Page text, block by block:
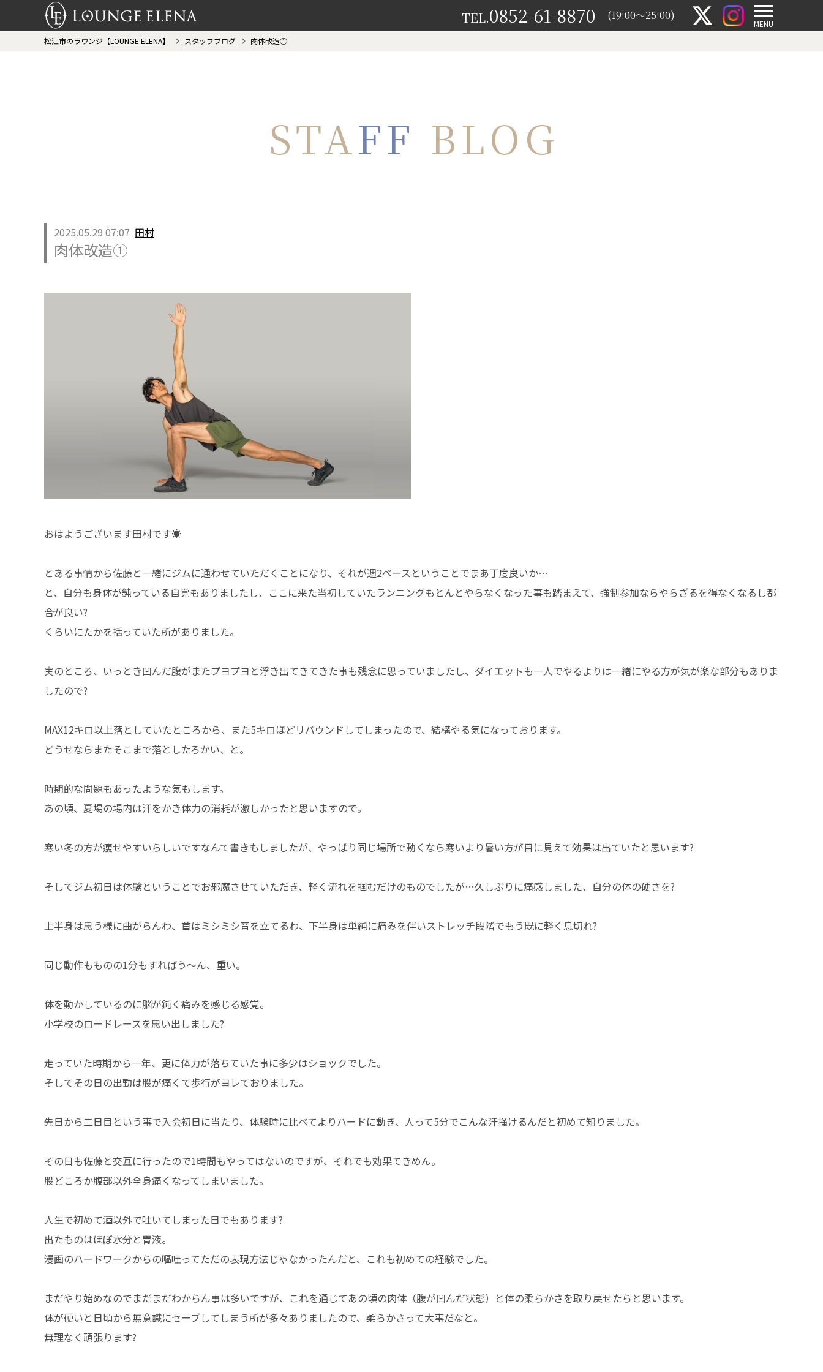
MENU
(19:00～25:00)
TEL.0852-61-8870
松江市のラウンジ【LOUNGE ELENA】 スタッフブログ 肉体改造①
STAFF BLOG
2025.05.29 07:07 田村
肉体改造①
おはようございます田村です☀️
とある事情から佐藤と一緒にジムに通わせていただくことになり、それが週2ペースということでまあ丁度良いか…
と、自分も身体が鈍っている自覚もありましたし、ここに来た当初していたランニングもとんとやらなくなった事も踏まえて、強制参加ならやらざるを得なくなるし都
合が良い?
くらいにたかを括っていた所がありました。
実のところ、いっとき凹んだ腹がまたプヨプヨと浮き出てきてきた事も残念に思っていましたし、ダイエットも一人でやるよりは一緒にやる方が気が楽な部分もありま
したので?
MAX12キロ以上落としていたところから、また5キロほどリバウンドしてしまったので、結構やる気になっております。
どうせならまたそこまで落としたろかい、と。
時期的な問題もあったような気もします。
あの頃、夏場の場内は汗をかき体力の消耗が激しかったと思いますので。
寒い冬の方が痩せやすいらしいですなんて書きもしましたが、やっぱり同じ場所で動くなら寒いより暑い方が目に見えて効果は出ていたと思います?
そしてジム初日は体験ということでお邪魔させていただき、軽く流れを掴むだけのものでしたが…久しぶりに痛感しました、自分の体の硬さを?
上半身は思う様に曲がらんわ、首はミシミシ音を立てるわ、下半身は単純に痛みを伴いストレッチ段階でもう既に軽く息切れ?
同じ動作もものの1分もすればう〜ん、重い。
体を動かしているのに脳が鈍く痛みを感じる感覚。
小学校のロードレースを思い出しました?
走っていた時期から一年、更に体力が落ちていた事に多少はショックでした。
そしてその日の出勤は股が痛くて歩行がヨレておりました。
先日から二日目という事で入会初日に当たり、体験時に比べてよりハードに動き、人って5分でこんな汗掻けるんだと初めて知りました。
その日も佐藤と交互に行ったので1時間もやってはないのですが、それでも効果てきめん。
股どころか腹部以外全身痛くなってしまいました。
人生で初めて酒以外で吐いてしまった日でもあります?
出たものはほぼ水分と胃液。
漫画のハードワークからの嘔吐ってただの表現方法じゃなかったんだと、これも初めての経験でした。
まだやり始めなのでまだまだわからん事は多いですが、これを通じてあの頃の肉体（腹が凹んだ状態）と体の柔らかさを取り戻せたらと思います。
体が硬いと日頃から無意識にセーブしてしまう所が多々ありましたので、柔らかさって大事だなと。
無理なく頑張ります?